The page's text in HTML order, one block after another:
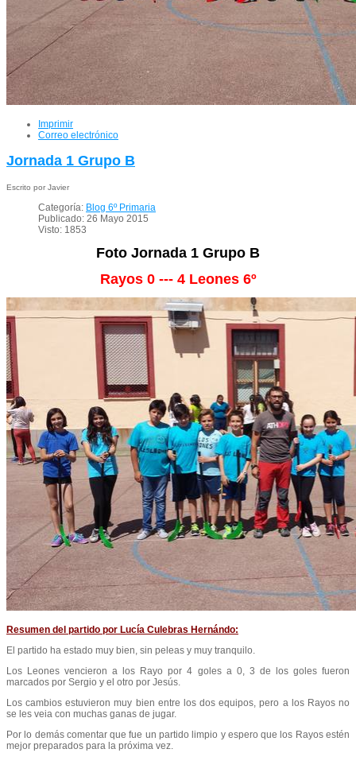
Imprimir
Correo electrónico
Jornada 1 Grupo B
Escrito por Javier
Categoría: Blog 6º Primaria
Publicado: 26 Mayo 2015
Visto: 1853
Foto Jornada 1 Grupo B
Rayos 0 --- 4 Leones 6º
Resumen del partido por Lucía Culebras Hernándo:
El partido ha estado muy bien, sin peleas y muy tranquilo.
Los Leones vencieron a los Rayo por 4 goles a 0, 3 de los goles fueron
marcados por Sergio y el otro por Jesús.
Los cambios estuvieron muy bien entre los dos equipos, pero a los Rayos no
se les veia con muchas ganas de jugar.
Por lo demás comentar que fue un partido limpio y espero que los Rayos estén
mejor preparados para la próxima vez.